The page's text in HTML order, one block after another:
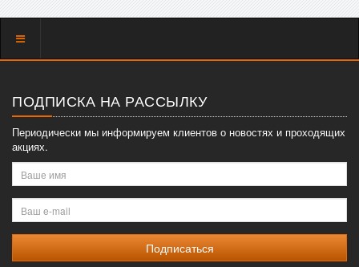
Показать
ПОДПИСКА НА РАССЫЛКУ
Периодически мы информируем клиентов о новостях и проходящих
акциях.
Ваше
имя
Ваш
e-
mail